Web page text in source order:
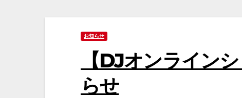
お知らせ
【DJオンライン
らせ